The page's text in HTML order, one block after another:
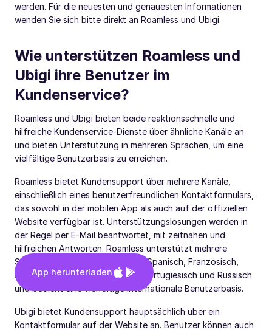
werden. Für die neuesten und genauesten Informationen
wenden Sie sich bitte direkt an Roamless und Ubigi.
Wie unterstützen Roamless und
Ubigi ihre Benutzer im
Kundenservice?
Roamless und Ubigi bieten beide reaktionsschnelle und
hilfreiche Kundenservice-Dienste über ähnliche Kanäle an
und bieten Unterstützung in mehreren Sprachen, um eine
vielfältige Benutzerbasis zu erreichen.
Roamless bietet Kundensupport über mehrere Kanäle,
einschließlich eines benutzerfreundlichen Kontaktformulars,
das sowohl in der mobilen App als auch auf der offiziellen
Website verfügbar ist. Unterstützungslosungen werden in
der Regel per E-Mail beantwortet, mit zeitnahen und
hilfreichen Antworten. Roamless unterstützt mehrere
Sprachen wie Englisch, Türkisch, Spanisch, Französisch,
Deutsch, Italienisch, Japanisch, Portugiesisch und Russisch
und bedient eine vielfältige internationale Benutzerbasis.
Ubigi bietet Kundensupport hauptsächlich über ein
Kontaktformular auf der Website an. Benutzer können auch
App herunterladen